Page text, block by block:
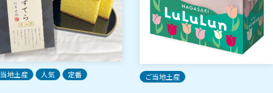
地土産 人気 定番 ご当地土産